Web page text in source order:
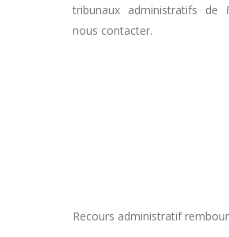
tribunaux administratifs de
nous contacter.
Recours administratif